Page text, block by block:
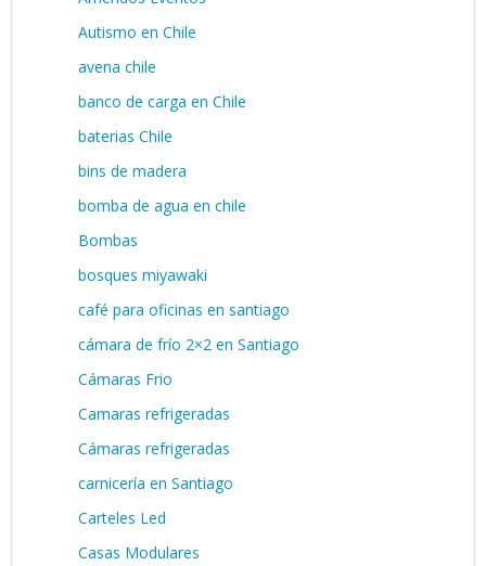
Autismo en Chile
avena chile
banco de carga en Chile
baterias Chile
bins de madera
bomba de agua en chile
Bombas
bosques miyawaki
café para oficinas en santiago
cámara de frío 2×2 en Santiago
Cámaras Frio
Camaras refrigeradas
Cámaras refrigeradas
carnicería en Santiago
Carteles Led
Casas Modulares